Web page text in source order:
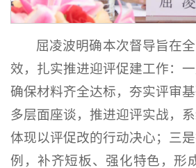
屈凌波明确本次督导旨在
效，扎实推进迎评促建工作：一
确保材料齐全达标，夯实评审
多层面座谈，推进迎评实战，系
体现以评促改的行动决心；三
例，补齐短板、强化特色，